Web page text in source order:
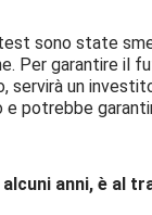
sono state
Per garantire il
servirà un
e potrebbe
anni, è al